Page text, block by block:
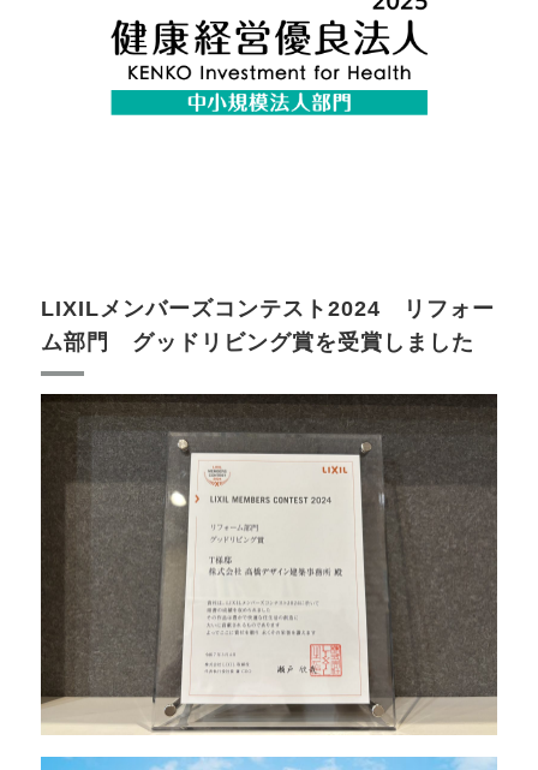
LIXILメンバーズコンテスト2024 リフォー
ム部門 グッドリビング賞を受賞しました